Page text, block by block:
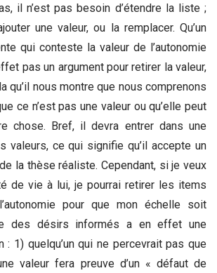
il n’est pas besoin d’étendre la liste ;
une valeur, ou la remplacer. Qu’un
qui conteste la valeur de l’autonomie
pas un argument pour retirer la valeur,
qu’il nous montre que nous comprenons
ce n’est pas une valeur ou qu’elle peut
chose. Bref, il devra entrer dans une
valeurs, ce qui signifie qu’il accepte un
la thèse réaliste. Cependant, si je veux
de vie à lui, je pourrai retirer les items
pour que mon échelle soit
des désirs informés a en effet une
: 1) quelqu’un qui ne percevrait pas que
valeur fera preuve d’un « défaut de